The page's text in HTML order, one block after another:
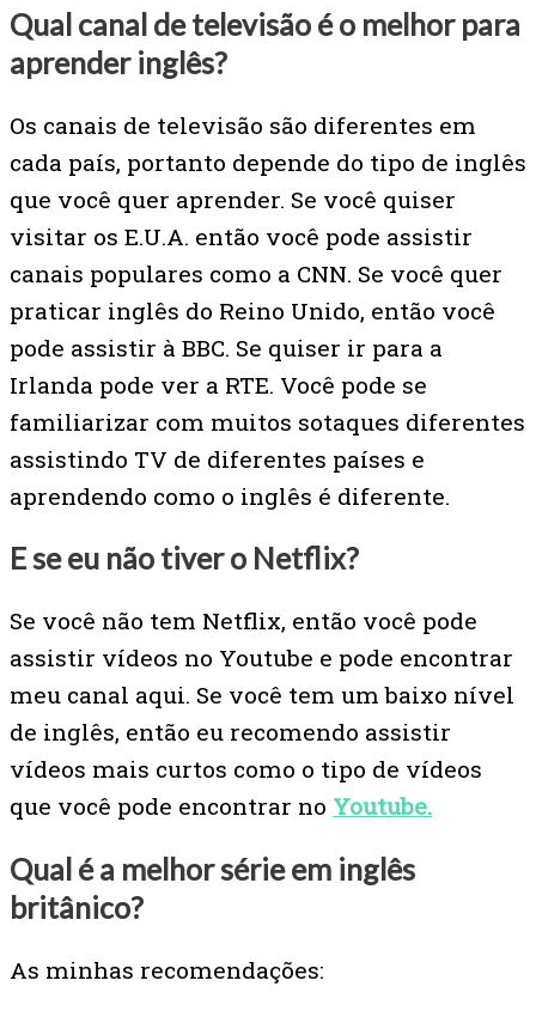
Qual canal de televisão é o melhor para
aprender inglês?
Os canais de televisão são diferentes em
cada país, portanto depende do tipo de inglês
que você quer aprender. Se você quiser
visitar os E.U.A. então você pode assistir
canais populares como a CNN. Se você quer
praticar inglês do Reino Unido, então você
pode assistir à BBC. Se quiser ir para a
Irlanda pode ver a RTE. Você pode se
familiarizar com muitos sotaques diferentes
assistindo TV de diferentes países e
aprendendo como o inglês é diferente.
E se eu não tiver o Netflix?
Se você não tem Netflix, então você pode
assistir vídeos no Youtube e pode encontrar
meu canal aqui. Se você tem um baixo nível
de inglês, então eu recomendo assistir
vídeos mais curtos como o tipo de vídeos
que você pode encontrar no Youtube.
Qual é a melhor série em inglês
britânico?
As minhas recomendações: